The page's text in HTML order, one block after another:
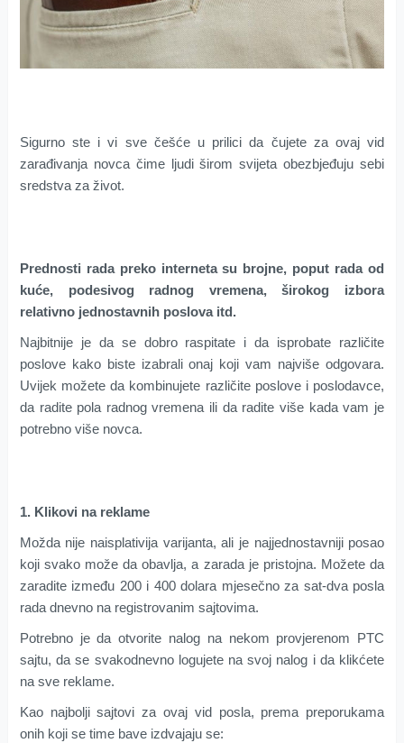
Sigurno ste i vi sve češće u prilici da čujete za ovaj vid
zarađivanja novca čime ljudi širom svijeta obezbjeđuju sebi
sredstva za život.
Prednosti rada preko interneta su brojne, poput rada od
kuće, podesivog radnog vremena, širokog izbora
relativno jednostavnih poslova itd.
Najbitnije je da se dobro raspitate i da isprobate različite
poslove kako biste izabrali onaj koji vam najviše odgovara.
Uvijek možete da kombinujete različite poslove i poslodavce,
da radite pola radnog vremena ili da radite više kada vam je
potrebno više novca.
1. Klikovi na reklame
Možda nije naisplativija varijanta, ali je najjednostavniji posao
koji svako može da obavlja, a zarada je pristojna. Možete da
zaradite između 200 i 400 dolara mjesečno za sat-dva posla
rada dnevno na registrovanim sajtovima.
Potrebno je da otvorite nalog na nekom provjerenom PTC
sajtu, da se svakodnevno logujete na svoj nalog i da klikćete
na sve reklame.
Kao najbolji sajtovi za ovaj vid posla, prema preporukama
onih koji se time bave izdvajaju se: